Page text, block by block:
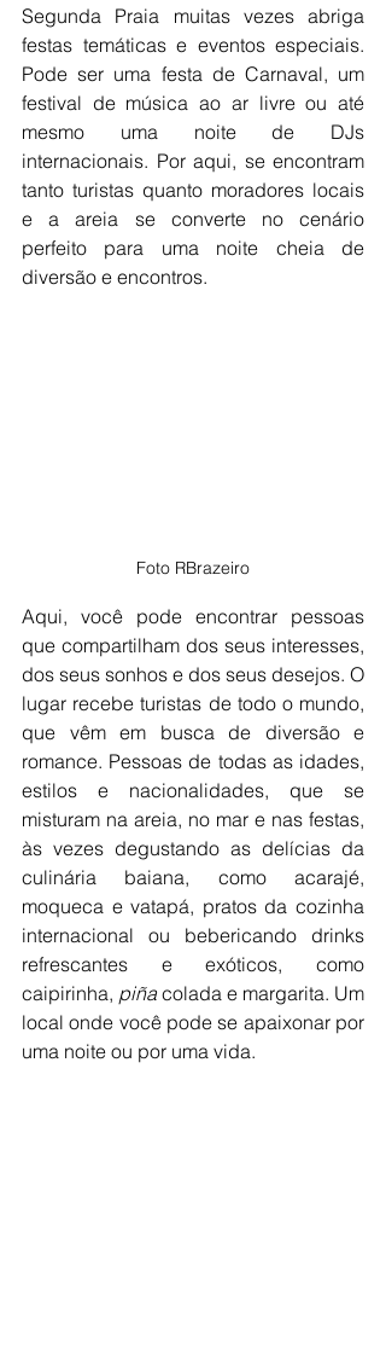
Segunda Praia muitas vezes abriga
festas temáticas e eventos especiais.
Pode ser uma festa de Carnaval, um
festival de música ao ar livre ou até
mesmo uma noite de DJs
internacionais. Por aqui, se encontram
tanto turistas quanto moradores locais
e a areia se converte no cenário
perfeito para uma noite cheia de
diversão e encontros.
Foto RBrazeiro
Aqui, você pode encontrar pessoas
que compartilham dos seus interesses,
dos seus sonhos e dos seus desejos. O
lugar recebe turistas de todo o mundo,
que vêm em busca de diversão e
romance. Pessoas de todas as idades,
estilos e nacionalidades, que se
misturam na areia, no mar e nas festas,
às vezes degustando as delícias da
culinária baiana, como acarajé,
moqueca e vatapá, pratos da cozinha
internacional ou bebericando drinks
refrescantes e exóticos, como
caipirinha, piña colada e margarita. Um
local onde você pode se apaixonar por
uma noite ou por uma vida.